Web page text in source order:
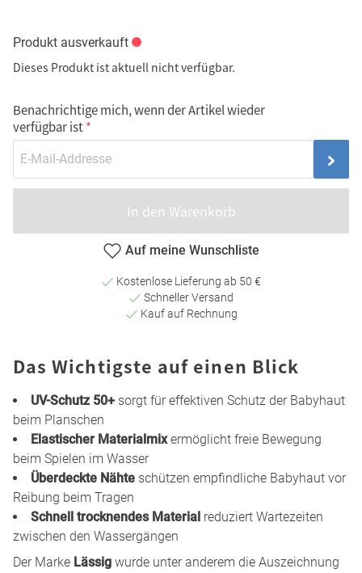
Produkt ausverkauft
Dieses Produkt ist aktuell nicht verfügbar.
Benachrichtige mich, wenn der Artikel wieder
verfügbar ist
In den Warenkorb
Auf meine Wunschliste
Kostenlose Lieferung ab 50 €
Schneller Versand
Kauf auf Rechnung
Das Wichtigste auf einen Blick
UV-Schutz 50+ sorgt für effektiven Schutz der Babyhaut
beim Planschen
Elastischer Materialmixermöglicht freie Bewegung
beim Spielen im Wasser
Überdeckte Nähte schützen empfindliche Babyhaut vor
Reibung beim Tragen
Schnell trocknendes Material reduziert Wartezeiten
zwischen den Wassergängen
Der Marke Lässig wurde unter anderem die Auszeichnung